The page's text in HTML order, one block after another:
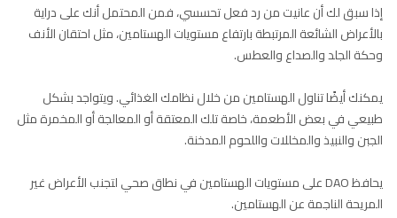
إذا سبق لك أن عانيت من رد فعل تحسسي، فمن المحتمل أنك على دراية
بالأعراض الشائعة المرتبطة بارتفاع مستويات الهستامين، مثل احتقان الأنف
وحكة الجلد والصداع والعطس.
يمكنك أيضًا تناول الهستامين من خلال نظامك الغذائي. ويتواجد بشكل
طبيعي في بعض الأطعمة، خاصة تلك المعتقة أو المعالجة أو المخمرة مثل
الجبن والنبيذ والمخللات واللحوم المدخنة.
يحافظ DAO على مستويات الهستامين في نطاق صحي لتجنب الأعراض غير
المريحة الناجمة عن الهستامين.